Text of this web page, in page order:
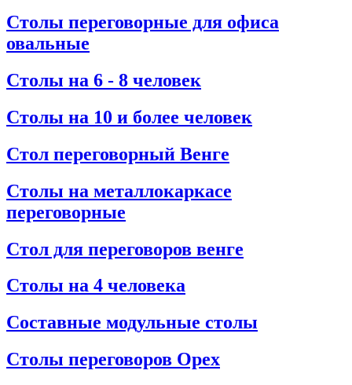
Столы переговорные для офиса
овальные
Столы на 6 - 8 человек
Столы на 10 и более человек
Стол переговорный Венге
Столы на металлокаркасе
переговорные
Стол для переговоров венге
Столы на 4 человека
Составные модульные столы
Столы переговоров Орех